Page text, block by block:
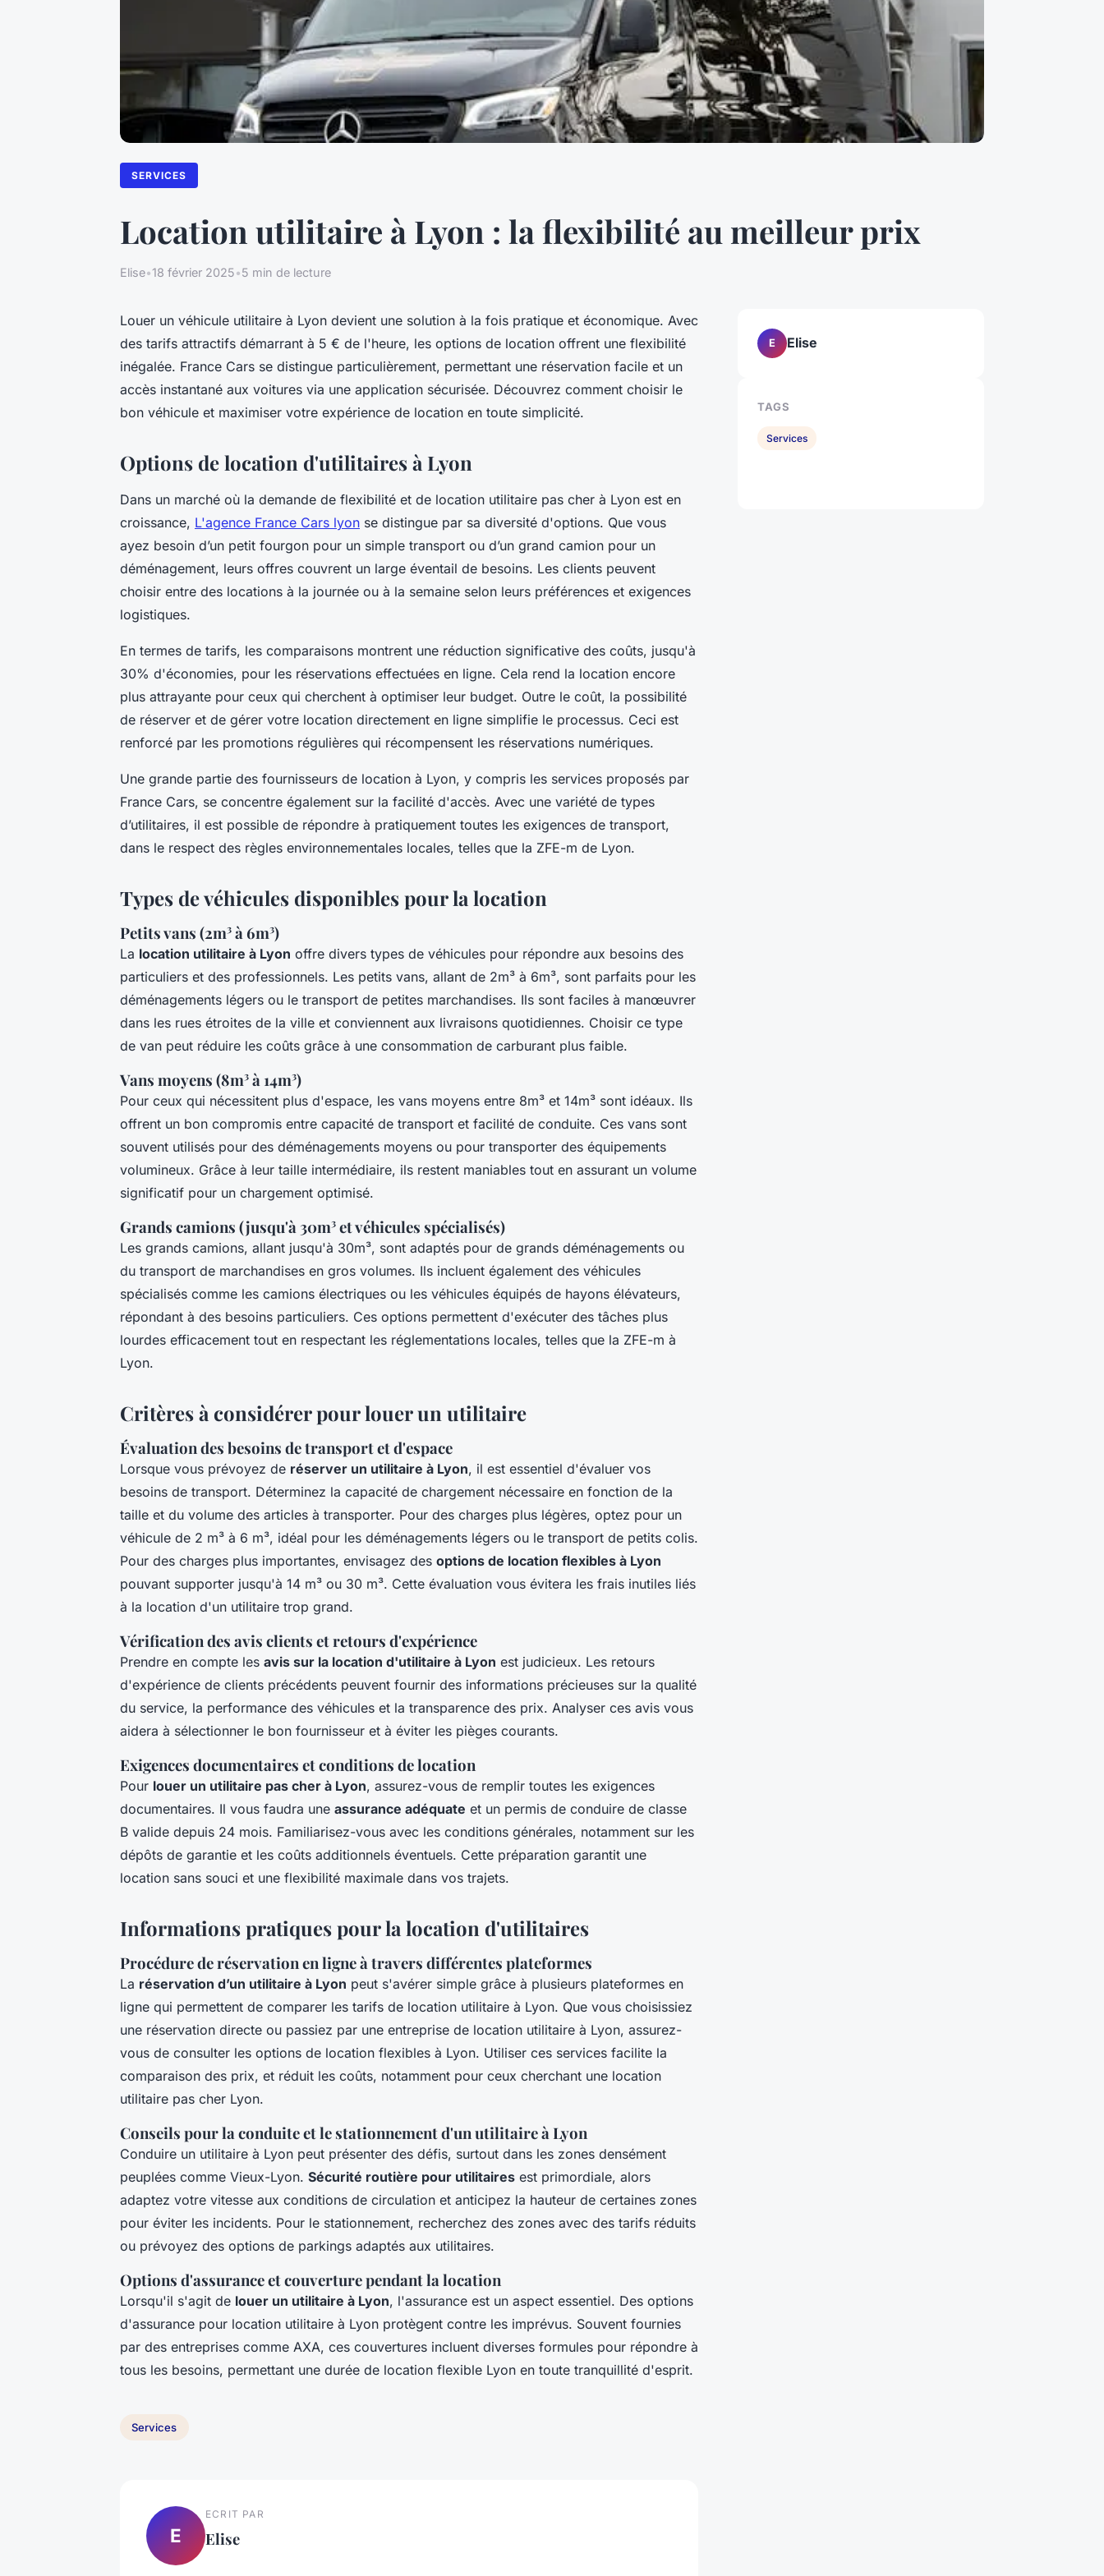
SERVICES
Location utilitaire à Lyon : la flexibilité au meilleur prix
Elise•18 février 2025•5 min de lecture
Louer un véhicule utilitaire à Lyon devient une solution à la fois pratique et économique. Avec
des tarifs attractifs démarrant à 5 € de l'heure, les options de location offrent une flexibilité
inégalée. France Cars se distingue particulièrement, permettant une réservation facile et un
accès instantané aux voitures via une application sécurisée. Découvrez comment choisir le
bon véhicule et maximiser votre expérience de location en toute simplicité.
Options de location d'utilitaires à Lyon
Dans un marché où la demande de flexibilité et de location utilitaire pas cher à Lyon est en
croissance, L'agence France Cars lyon se distingue par sa diversité d'options. Que vous
ayez besoin d’un petit fourgon pour un simple transport ou d’un grand camion pour un
déménagement, leurs offres couvrent un large éventail de besoins. Les clients peuvent
choisir entre des locations à la journée ou à la semaine selon leurs préférences et exigences
logistiques.
En termes de tarifs, les comparaisons montrent une réduction significative des coûts, jusqu'à
30% d'économies, pour les réservations effectuées en ligne. Cela rend la location encore
plus attrayante pour ceux qui cherchent à optimiser leur budget. Outre le coût, la possibilité
de réserver et de gérer votre location directement en ligne simplifie le processus. Ceci est
renforcé par les promotions régulières qui récompensent les réservations numériques.
Une grande partie des fournisseurs de location à Lyon, y compris les services proposés par
France Cars, se concentre également sur la facilité d'accès. Avec une variété de types
d’utilitaires, il est possible de répondre à pratiquement toutes les exigences de transport,
dans le respect des règles environnementales locales, telles que la ZFE-m de Lyon.
Types de véhicules disponibles pour la location
Petits vans (2m³ à 6m³)
La location utilitaire à Lyon offre divers types de véhicules pour répondre aux besoins des
particuliers et des professionnels. Les petits vans, allant de 2m³ à 6m³, sont parfaits pour les
déménagements légers ou le transport de petites marchandises. Ils sont faciles à manœuvrer
dans les rues étroites de la ville et conviennent aux livraisons quotidiennes. Choisir ce type
de van peut réduire les coûts grâce à une consommation de carburant plus faible.
Vans moyens (8m³ à 14m³)
Pour ceux qui nécessitent plus d'espace, les vans moyens entre 8m³ et 14m³ sont idéaux. Ils
offrent un bon compromis entre capacité de transport et facilité de conduite. Ces vans sont
souvent utilisés pour des déménagements moyens ou pour transporter des équipements
volumineux. Grâce à leur taille intermédiaire, ils restent maniables tout en assurant un volume
significatif pour un chargement optimisé.
Grands camions (jusqu'à 30m³ et véhicules spécialisés)
Les grands camions, allant jusqu'à 30m³, sont adaptés pour de grands déménagements ou
du transport de marchandises en gros volumes. Ils incluent également des véhicules
spécialisés comme les camions électriques ou les véhicules équipés de hayons élévateurs,
répondant à des besoins particuliers. Ces options permettent d'exécuter des tâches plus
lourdes efficacement tout en respectant les réglementations locales, telles que la ZFE-m à
Lyon.
Critères à considérer pour louer un utilitaire
Évaluation des besoins de transport et d'espace
Lorsque vous prévoyez de réserver un utilitaire à Lyon, il est essentiel d'évaluer vos
besoins de transport. Déterminez la capacité de chargement nécessaire en fonction de la
taille et du volume des articles à transporter. Pour des charges plus légères, optez pour un
véhicule de 2 m³ à 6 m³, idéal pour les déménagements légers ou le transport de petits colis.
Pour des charges plus importantes, envisagez des options de location flexibles à Lyon
pouvant supporter jusqu'à 14 m³ ou 30 m³. Cette évaluation vous évitera les frais inutiles liés
à la location d'un utilitaire trop grand.
Vérification des avis clients et retours d'expérience
Prendre en compte les avis sur la location d'utilitaire à Lyon est judicieux. Les retours
d'expérience de clients précédents peuvent fournir des informations précieuses sur la qualité
du service, la performance des véhicules et la transparence des prix. Analyser ces avis vous
aidera à sélectionner le bon fournisseur et à éviter les pièges courants.
Exigences documentaires et conditions de location
Pour louer un utilitaire pas cher à Lyon, assurez-vous de remplir toutes les exigences
documentaires. Il vous faudra une assurance adéquate et un permis de conduire de classe
B valide depuis 24 mois. Familiarisez-vous avec les conditions générales, notamment sur les
dépôts de garantie et les coûts additionnels éventuels. Cette préparation garantit une
location sans souci et une flexibilité maximale dans vos trajets.
Informations pratiques pour la location d'utilitaires
Procédure de réservation en ligne à travers différentes plateformes
La réservation d’un utilitaire à Lyon peut s'avérer simple grâce à plusieurs plateformes en
ligne qui permettent de comparer les tarifs de location utilitaire à Lyon. Que vous choisissiez
une réservation directe ou passiez par une entreprise de location utilitaire à Lyon, assurez-
vous de consulter les options de location flexibles à Lyon. Utiliser ces services facilite la
comparaison des prix, et réduit les coûts, notamment pour ceux cherchant une location
utilitaire pas cher Lyon.
Conseils pour la conduite et le stationnement d'un utilitaire à Lyon
Conduire un utilitaire à Lyon peut présenter des défis, surtout dans les zones densément
peuplées comme Vieux-Lyon. Sécurité routière pour utilitaires est primordiale, alors
adaptez votre vitesse aux conditions de circulation et anticipez la hauteur de certaines zones
pour éviter les incidents. Pour le stationnement, recherchez des zones avec des tarifs réduits
ou prévoyez des options de parkings adaptés aux utilitaires.
Options d'assurance et couverture pendant la location
Lorsqu'il s'agit de louer un utilitaire à Lyon, l'assurance est un aspect essentiel. Des options
d'assurance pour location utilitaire à Lyon protègent contre les imprévus. Souvent fournies
par des entreprises comme AXA, ces couvertures incluent diverses formules pour répondre à
tous les besoins, permettant une durée de location flexible Lyon en toute tranquillité d'esprit.
Services
E
ECRIT PAR
Elise
E Elise
TAGS
Services